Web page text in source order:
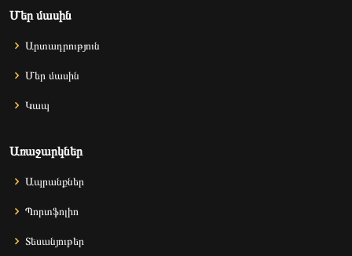
Մեր մասին
Արտադրություն
Մեր մասին
Կապ
Առաջարկներ
Ապրանքներ
Պորտֆոլիո
Տեսանյութեր